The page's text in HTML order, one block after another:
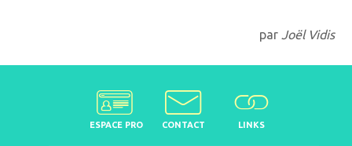
par Joël Vidis
ESPACE PRO CONTACT LINKS